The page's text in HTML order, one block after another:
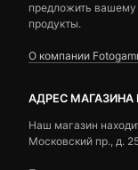
предложить
продукты.
О компании
АДРЕС МАГАЗИНА
Наш магазин
Московский пр., д.